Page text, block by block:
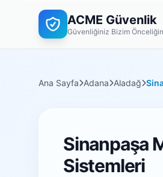
ACME Güvenlik
Güvenliğiniz Bizim
Ana Sayfa Adana Aladağ
Sinanpaşa
Sistemleri